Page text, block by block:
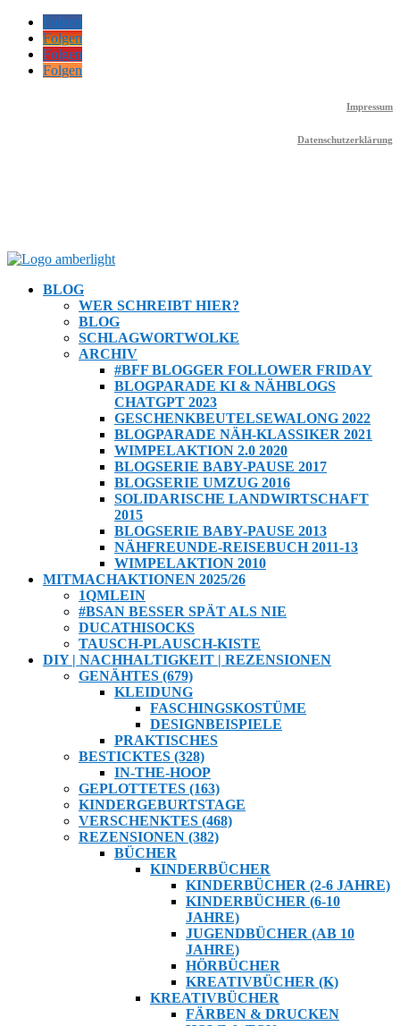
Folgen
Folgen
Folgen
Folgen
Impressum
Datenschutzerklärung
BLOG
WER SCHREIBT HIER?
BLOG
SCHLAGWORTWOLKE
ARCHIV
#BFF BLOGGER FOLLOWER FRIDAY
BLOGPARADE KI & NÄHBLOGS
CHATGPT 2023
GESCHENKBEUTELSEWALONG 2022
BLOGPARADE NÄH-KLASSIKER 2021
WIMPELAKTION 2.0 2020
BLOGSERIE BABY-PAUSE 2017
BLOGSERIE UMZUG 2016
SOLIDARISCHE LANDWIRTSCHAFT
2015
BLOGSERIE BABY-PAUSE 2013
NÄHFREUNDE-REISEBUCH 2011-13
WIMPELAKTION 2010
MITMACHAKTIONEN 2025/26
1QMLEIN
#BSAN BESSER SPÄT ALS NIE
DUCATHISOCKS
TAUSCH-PLAUSCH-KISTE
DIY | NACHHALTIGKEIT | REZENSIONEN
GENÄHTES (679)
KLEIDUNG
FASCHINGSKOSTÜME
DESIGNBEISPIELE
PRAKTISCHES
BESTICKTES (328)
IN-THE-HOOP
GEPLOTTETES (163)
KINDERGEBURTSTAGE
VERSCHENKTES (468)
REZENSIONEN (382)
BÜCHER
KINDERBÜCHER
KINDERBÜCHER (2-6 JAHRE)
KINDERBÜCHER (6-10
JAHRE)
JUGENDBÜCHER (AB 10
JAHRE)
HÖRBÜCHER
KREATIVBÜCHER (K)
KREATIVBÜCHER
FÄRBEN & DRUCKEN